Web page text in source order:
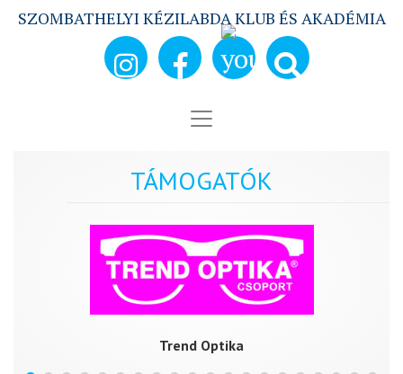
SZOMBATHELYI KÉZILABDA KLUB ÉS AKADÉMIA
TÁMOGATÓK
Trend Optika